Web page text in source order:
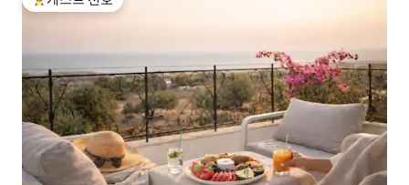
상위 게스트 선호